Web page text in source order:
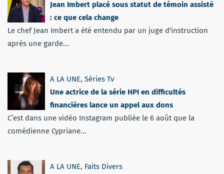
Jean Imbert placé sous statut de témoin assisté
: ce que cela change
Le chef Jean Imbert a été entendu par un juge d'instruction
après une garde...
A LA UNE, Séries Tv
Une actrice de la série HPI en difficultés
financières lance un appel aux dons
C’est dans une vidéo Instagram publiée le 6 août que la
comédienne Cypriane...
A LA UNE, Faits Divers